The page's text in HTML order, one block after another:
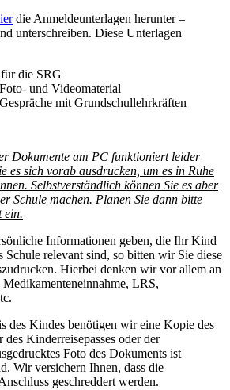
die Anmeldeunterlagen herunter –
unterschreiben. Diese Unterlagen
die SRG
und Videomaterial
mit Grundschullehrkräften
Dokumente am PC funktioniert leider
es sich vorab ausdrucken, um es in Ruhe
Selbstverständlich können Sie es aber
Schule machen. Planen Sie dann bitte
ein.
Informationen geben, die Ihr Kind
Schule relevant sind, so bitten wir Sie diese
Hierbei denken wir vor allem an
LRS,
des Kindes benötigen wir eine Kopie des
des Kinderreisepasses oder der
Foto des Dokuments ist
Wir versichern Ihnen, dass die
geschreddert werden.